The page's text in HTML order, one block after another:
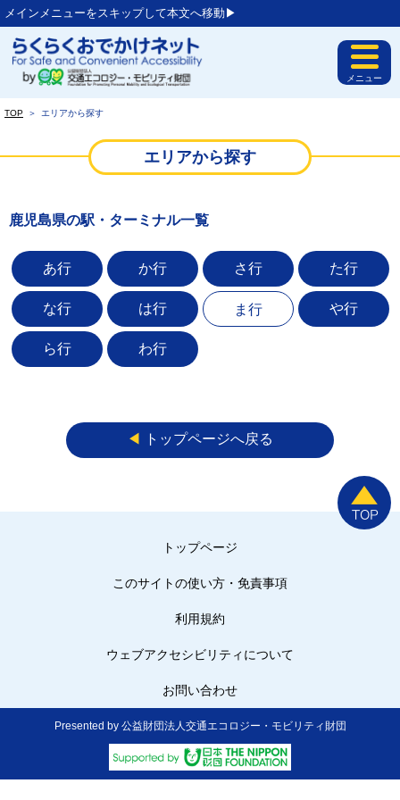
メインメニューをスキップして本文へ移動▶︎
メニュー
TOP ＞ エリアから探す
エリアから探す
鹿児島県の駅・ターミナル一覧
あ行 か行 さ行 た行
な行 は行 ま行 や行
ら行 わ行
◀︎ トップページへ戻る
トップページ
このサイトの使い方・免責事項
利用規約
ウェブアクセシビリティについて
お問い合わせ
Presented by 公益財団法人交通エコロジー・モビリティ財団